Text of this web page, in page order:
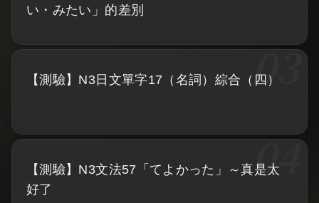
い・みたい」的差別
【測驗】N3日文單字17（名詞）綜合（四）
【測驗】N3文法57「てよかった」～真是太
好了